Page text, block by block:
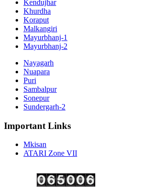
Kendujhar
Khurdha
Koraput
Malkangiri
Mayurbhanj-1
Mayurbhanj-2
Nayagarh
Nuapara
Puri
Sambalpur
Sonepur
Sundergarh-2
Important Links
Mkisan
ATARI Zone VII